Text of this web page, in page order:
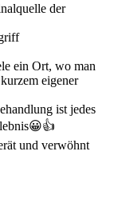
der
ein Ort, wo man
eigener
ist jedes
und verwöhnt